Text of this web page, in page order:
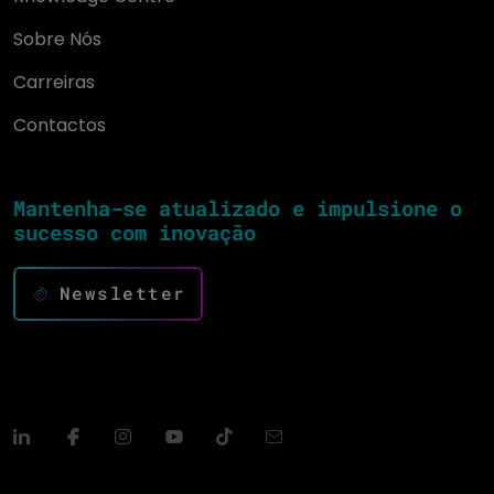
Sobre Nós
Carreiras
Contactos
Mantenha-se atualizado e impulsione o
sucesso com inovação
Newsletter